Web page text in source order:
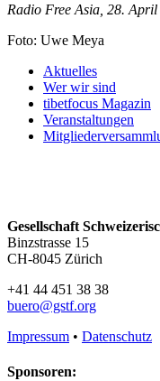
Radio Free Asia, 28. April
Foto: Uwe Meya
Aktuelles
Wer wir sind
tibetfocus Magazin
Veranstaltungen
Gesellschaft
Binzstrasse 15
CH-8045 Zürich
+41 44 451 38 38
buero@gstf.org
Impressum • Datenschutz
Sponsoren: